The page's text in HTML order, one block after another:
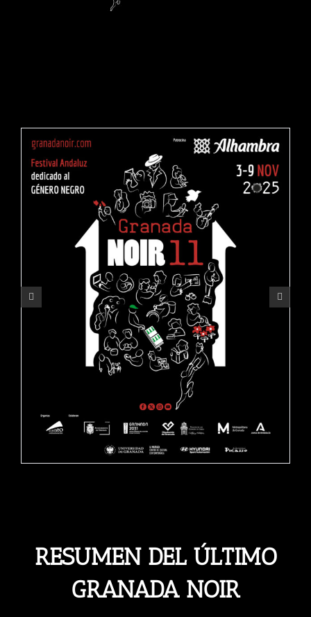
RESUMEN DEL ÚLTIMO
GRANADA NOIR